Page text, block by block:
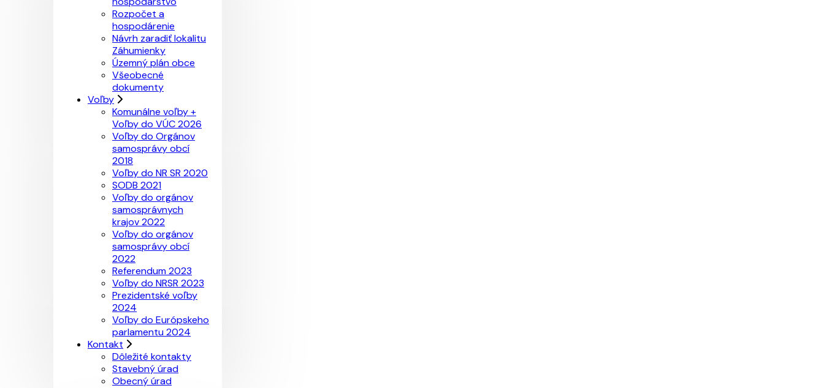
Rozpočet a
hospodárenie
Návrh zaradiť lokalitu
Záhumienky
Územný plán obce
Všeobecné
dokumenty
Voľby
Komunálne voľby +
Voľby do VÚC 2026
Voľby do Orgánov
samosprávy obcí
2018
Voľby do NR SR 2020
SODB 2021
Voľby do orgánov
samosprávnych
krajov 2022
Voľby do orgánov
samosprávy obcí
2022
Referendum 2023
Voľby do NRSR 2023
Prezidentské voľby
2024
Voľby do Európskeho
parlamentu 2024
Kontakt
Dôležité kontakty
Stavebný úrad
Obecný úrad